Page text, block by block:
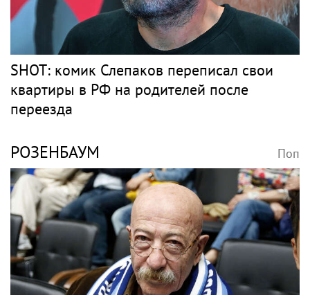
Рэпер Моргенштерн исполнил на концерте
песню Мии Бойки "Базовый минимум"
Барды
СЛЕПАКОВ Поп